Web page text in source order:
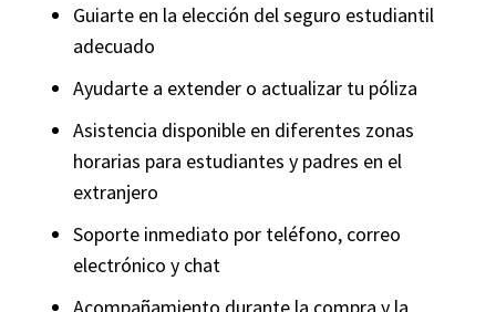
Guiarte en la elección del seguro estudiantil
adecuado
Ayudarte a extender o actualizar tu póliza
Asistencia disponible en diferentes zonas
horarias para estudiantes y padres en el
extranjero
Soporte inmediato por teléfono, correo
electrónico y chat